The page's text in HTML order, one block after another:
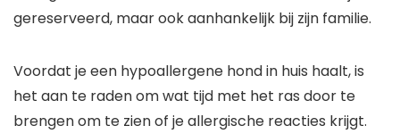
gereserveerd, maar ook aanhankelijk bij zijn familie.
Voordat je een hypoallergene hond in huis haalt, is
het aan te raden om wat tijd met het ras door te
brengen om te zien of je allergische reacties krijgt.